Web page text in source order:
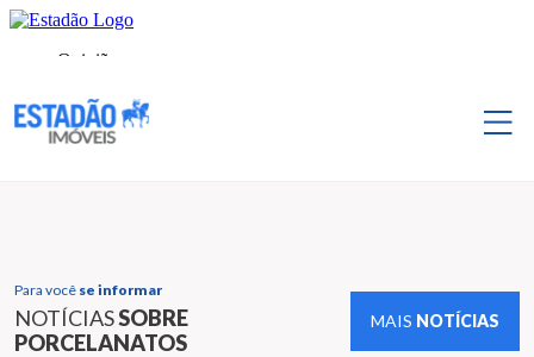
Para você se informar
NOTÍCIASSOBRE
PORCELANATOS
MAIS NOTÍCIAS